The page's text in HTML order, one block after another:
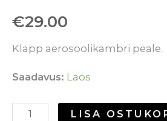
€29.00
Klapp aerosoolikambri peale.
Saadavus: Laos
LISA